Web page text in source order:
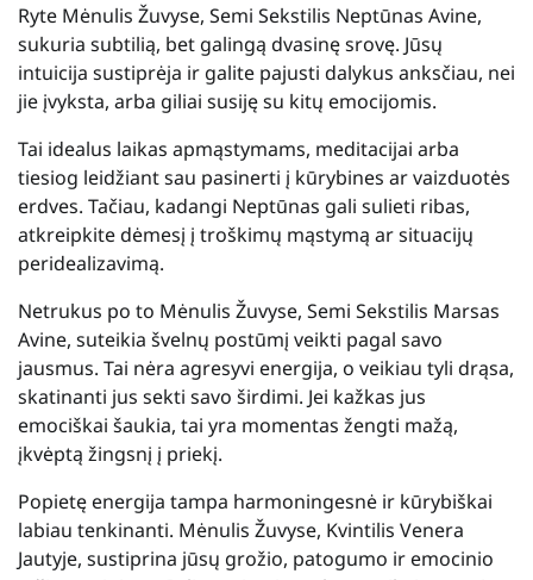
Ryte Mėnulis Žuvyse, Semi Sekstilis Neptūnas Avine,
sukuria subtilią, bet galingą dvasinę srovę. Jūsų
intuicija sustiprėja ir galite pajusti dalykus anksčiau, nei
jie įvyksta, arba giliai susiję su kitų emocijomis.
Tai idealus laikas apmąstymams, meditacijai arba
tiesiog leidžiant sau pasinerti į kūrybines ar vaizduotės
erdves. Tačiau, kadangi Neptūnas gali sulieti ribas,
atkreipkite dėmesį į troškimų mąstymą ar situacijų
peridealizavimą.
Netrukus po to Mėnulis Žuvyse, Semi Sekstilis Marsas
Avine, suteikia švelnų postūmį veikti pagal savo
jausmus. Tai nėra agresyvi energija, o veikiau tyli drąsa,
skatinanti jus sekti savo širdimi. Jei kažkas jus
emociškai šaukia, tai yra momentas žengti mažą,
įkvėptą žingsnį į priekį.
Popietę energija tampa harmoningesnė ir kūrybiškai
labiau tenkinanti. Mėnulis Žuvyse, Kvintilis Venera
Jautyje, sustiprina jūsų grožio, patogumo ir emocinio